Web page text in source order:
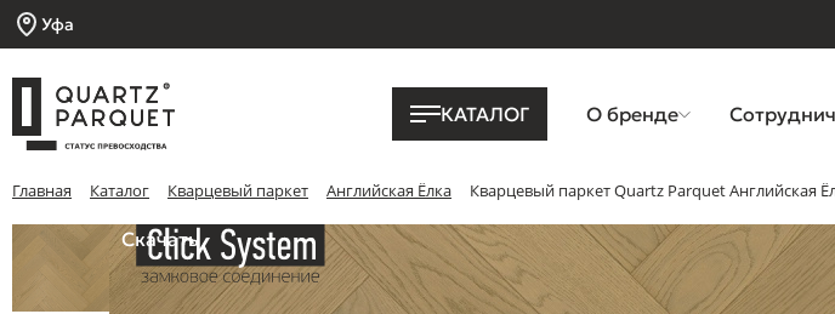
Уфа
КАТАЛОГ О бренде
Главная Каталог Кварцевый паркет Английская Ёлка Кварцевый паркет Quartz Parquet Английская
Скачать